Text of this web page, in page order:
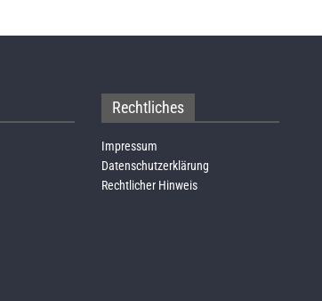
Rechtliches
Impressum
Datenschutzerklärung
Rechtlicher Hinweis